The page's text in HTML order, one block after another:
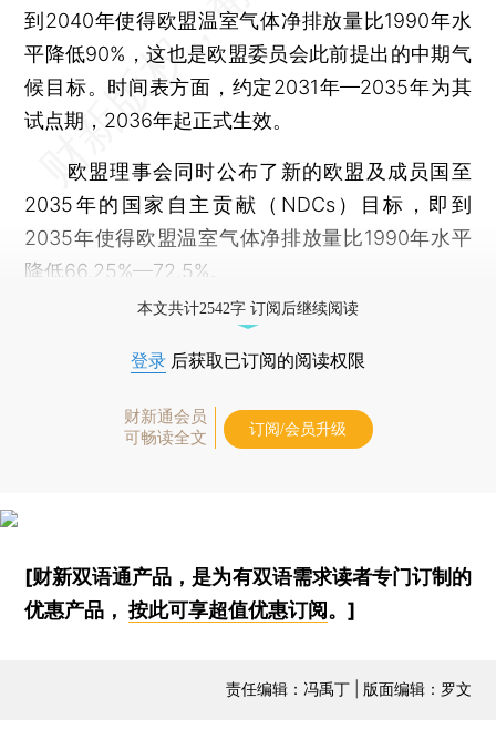
到2040年使得欧盟温室气体净排放量比1990年水
平降低90%，这也是欧盟委员会此前提出的中期气
候目标。时间表方面，约定2031年—2035年为其
试点期，2036年起正式生效。
欧盟理事会同时公布了新的欧盟及成员国至
2035年的国家自主贡献（NDCs）目标，即到
2035年使得欧盟温室气体净排放量比1990年水平
降低66.25%—72.5%。
本文共计2542字 订阅后继续阅读
登录 后获取已订阅的阅读权限
财新通会员
可畅读全文
订阅/会员升级
[财新双语通产品，是为有双语需求读者专门订制的
优惠产品，按此可享超值优惠订阅 。]
责任编辑：冯禹丁 | 版面编辑：罗文